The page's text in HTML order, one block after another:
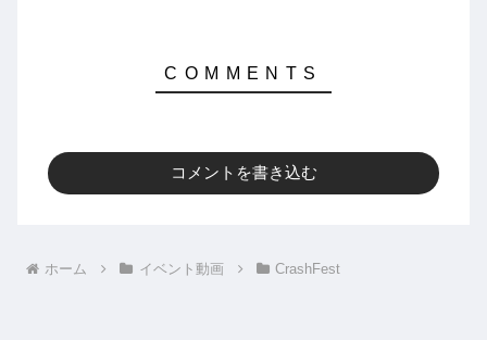
コメントを書き込む
ホーム イベント動画 CrashFest